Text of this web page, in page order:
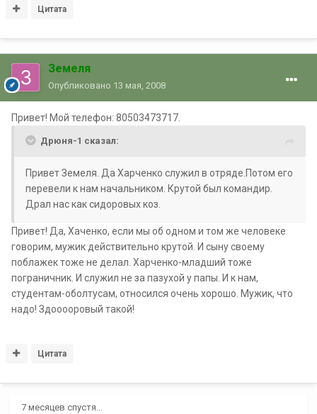
Цитата
Земеля
Опубликовано 13 мая, 2008
Привет! Мой телефон: 80503473717.
Дрюня-1 сказал:
Привет Земеля. Да Харченко служил в отряде.Потом его
перевели к нам начальником. Крутой был командир.
Драл нас как сидоровых коз.
Привет! Да, Хаченко, если мы об одном и том же человеке
говорим, мужик действительно крутой. И сыну своему
поблажек тоже не делал. Харченко-младший тоже
пограничник. И служил не за пазухой у папы. И к нам,
студентам-оболтусам, относился очень хорошо. Мужик, что
надо! Здооооровый такой!
Цитата
7 месяцев спустя...